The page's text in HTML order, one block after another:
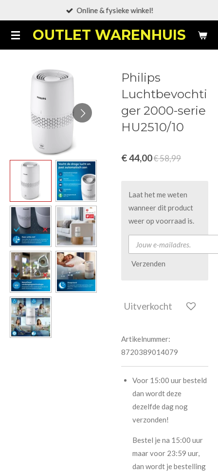
naar
de
OUTLET WARENHUIS
Online & fysieke winkel!
Philips
Luchtbevochti
ger 2000-serie
HU2510/10
€ 44,00€ 58,99
Laat het me weten
wanneer dit product
weer op voorraad is.
Verzenden
Uitverkocht
Artikelnummer:
8720389014079
Voor 15:00 uur besteld
dan wordt deze
dezelfde dag nog
verzonden!
Bestel je na 15:00 uur
maar voor 23:59 uur,
dan wordt je bestelling